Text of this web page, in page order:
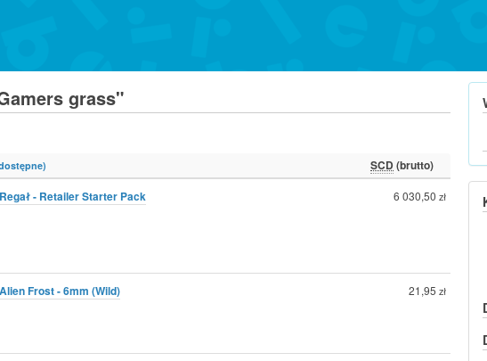
grass"
SCD (brutto)
- Retailer Starter Pack
6 030,50 zł
Frost - 6mm (Wild) 21,95 zł